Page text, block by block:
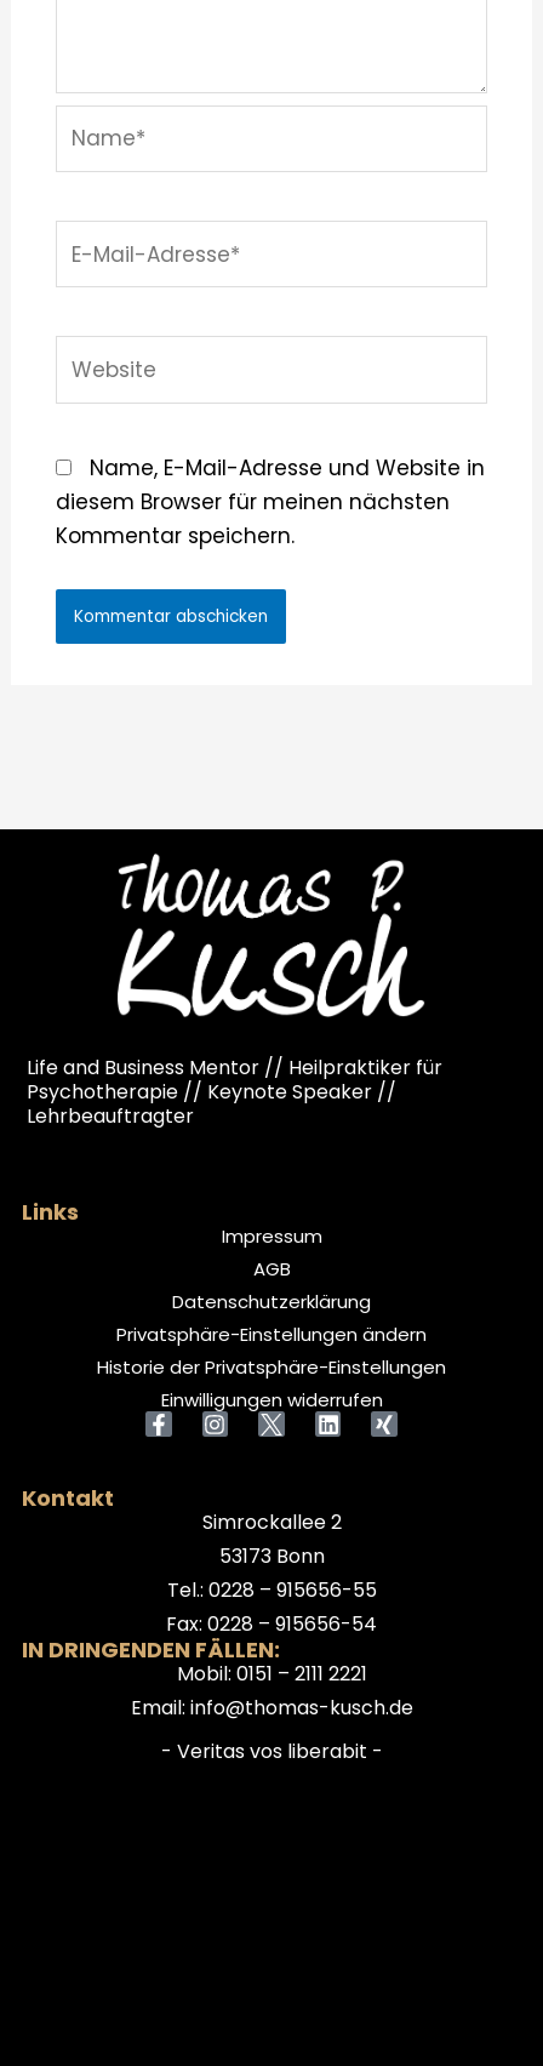
Mail-
Name, E-Mail-Adresse und Website in
diesem Browser für meinen nächsten
Kommentar speichern.
Life and Business Mentor // Heilpraktiker für
Psychotherapie // Keynote Speaker //
Lehrbeauftragter
Links
Impressum
AGB
Datenschutzerklärung
Privatsphäre-Einstellungen ändern
Historie der Privatsphäre-Einstellungen
Einwilligungen widerrufen
Kontakt
Simrockallee 2
53173 Bonn
Tel.: 0228 – 915656-55
Fax: 0228 – 915656-54
IN DRINGENDEN FÄLLEN:
Mobil: 0151 – 2111 2221
Email: info@thomas-kusch.de
- Veritas vos liberabit -